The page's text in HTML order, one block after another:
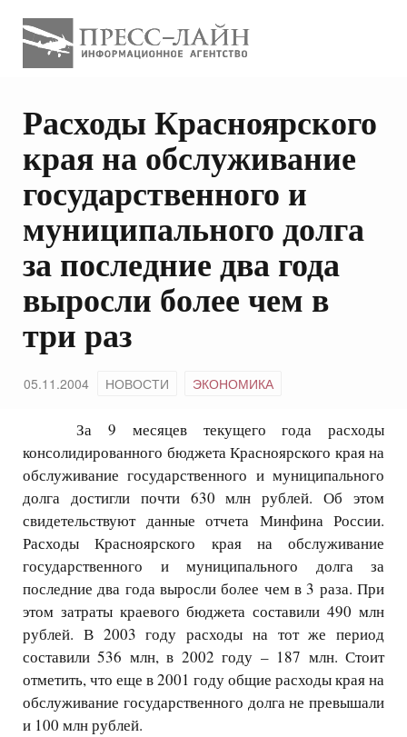
Расходы Красноярского
края на обслуживание
государственного и
муниципального долга
за последние два года
выросли более чем в
три раз
05.11.2004 НОВОСТИ ЭКОНОМИКА
За 9 месяцев текущего года расходы
консолидированного бюджета Красноярского края на
обслуживание государственного и муниципального
долга достигли почти 630 млн рублей. Об этом
свидетельствуют данные отчета Минфина России.
Расходы Красноярского края на обслуживание
государственного и муниципального долга за
последние два года выросли более чем в 3 раза. При
этом затраты краевого бюджета составили 490 млн
рублей. В 2003 году расходы на тот же период
составили 536 млн, в 2002 году – 187 млн. Стоит
отметить, что еще в 2001 году общие расходы края на
обслуживание государственного долга не превышали
и 100 млн рублей.